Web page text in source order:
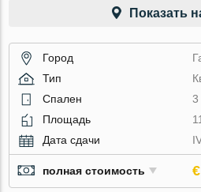
Показать
Город
Тип
Спален
3
Площадь
Дата сдачи
полная стоимость